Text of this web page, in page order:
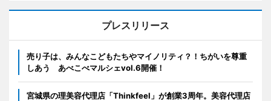
プレスリリース
売り子は、みんなこどもたちやマイノリティ？！ちがいを尊重
しあう あべこべマルシェvol.6開催！
宮城県の理美容代理店「Thinkfeel」が創業3周年。美容代理店